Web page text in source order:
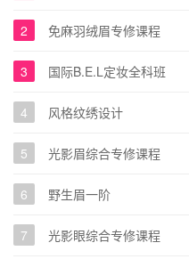
2 免麻羽绒眉专修课程
3 国际B.E.L定妆全科班
4 风格纹绣设计
5 光影眉综合专修课程
6 野生眉一阶
7 光影眼综合专修课程